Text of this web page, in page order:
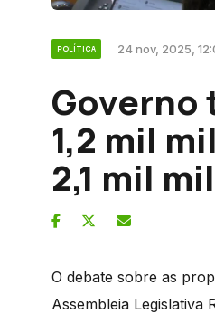
POLÍTICA 24 nov, 2025,
Governo
1,2 mil
2,1 mil
O debate sobre as
Assembleia Legislativa